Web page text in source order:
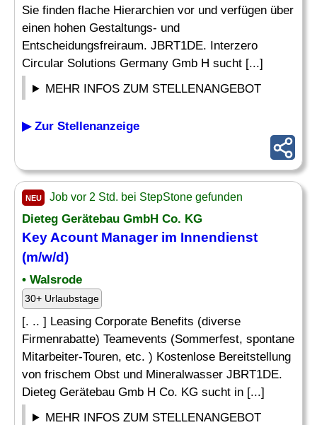
Sie finden flache Hierarchien vor und verfügen über
einen hohen Gestaltungs- und
Entscheidungsfreiraum. JBRT1DE. Interzero
Circular Solutions Germany Gmb H sucht [...]
MEHR INFOS ZUM STELLENANGEBOT
▶ Zur Stellenanzeige
NEU Job vor 2 Std. bei StepStone gefunden
Dieteg Gerätebau GmbH Co. KG
Key Acount Managerim Innendienst
(m/w/d)
• Walsrode
30+ Urlaubstage
[. .. ] Leasing Corporate Benefits (diverse
Firmenrabatte) Teamevents (Sommerfest, spontane
Mitarbeiter-Touren, etc. ) Kostenlose Bereitstellung
von frischem Obst und Mineralwasser JBRT1DE.
Dieteg Gerätebau Gmb H Co. KG sucht in [...]
MEHR INFOS ZUM STELLENANGEBOT